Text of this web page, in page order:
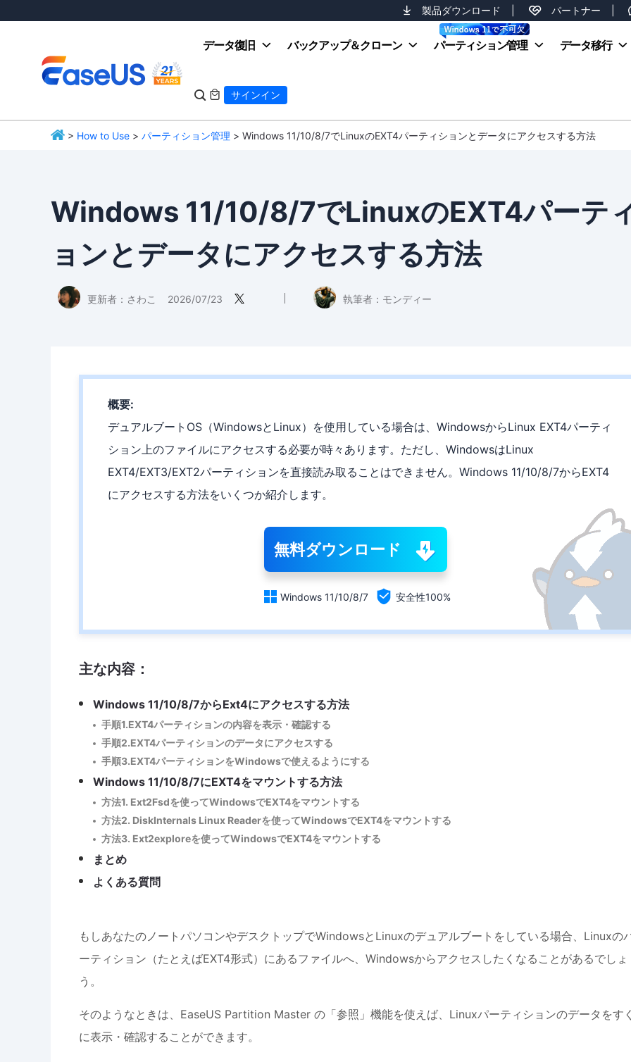
製品ダウンロード パートナー
データ復旧 バックアップ＆クローン パーティション管理 データ移行
  サインイン
> How to Use > パーティション管理 > Windows 11/10/8/7でLinuxのEXT4パーティションとデータにアクセスする方法
Windows 11/10/8/7でLinuxのEXT4パーテ
ョンとデータにアクセスする方法
更新者： さわこ 2026/07/23  執筆者： モンディー
概要:
デュアルブートOS（WindowsとLinux）を使用している場合は、WindowsからLinux EXT4パーティ
ション上のファイルにアクセスする必要が時々あります。ただし、WindowsはLinux
EXT4/EXT3/EXT2パーティションを直接読み取ることはできません。Windows 11/10/8/7からEXT4
にアクセスする方法をいくつか紹介します。
無料ダウンロード
 Windows 11/10/8/7  安全性100%
主な内容：
Windows 11/10/8/7からExt4にアクセスする方法
手順1.EXT4パーティションの内容を表示・確認する
手順2.EXT4パーティションのデータにアクセスする
手順3.EXT4パーティションをWindowsで使えるようにする
Windows 11/10/8/7にEXT4をマウントする方法
方法1. Ext2Fsdを使ってWindowsでEXT4をマウントする
方法2. DiskInternals Linux Readerを使ってWindowsでEXT4をマウントする
方法3. Ext2exploreを使ってWindowsでEXT4をマウントする
まとめ
よくある質問
もしあなたのノートパソコンやデスクトップでWindowsとLinuxのデュアルブートをしている場合、Linuxの
ーティション（たとえばEXT4形式）にあるファイルへ、Windowsからアクセスしたくなることがあるでしょ
う。
そのようなときは、EaseUS Partition Master の「参照」機能を使えば、Linuxパーティションのデータをす
に表示・確認することができます。